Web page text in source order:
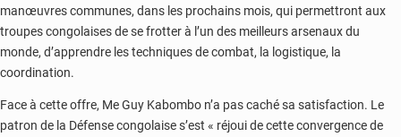
manœuvres communes, dans les prochains mois, qui permettront aux
troupes congolaises de se frotter à l’un des meilleurs arsenaux du
monde, d’apprendre les techniques de combat, la logistique, la
coordination.
Face à cette offre, Me Guy Kabombo n’a pas caché sa satisfaction. Le
patron de la Défense congolaise s’est « réjoui de cette convergence de